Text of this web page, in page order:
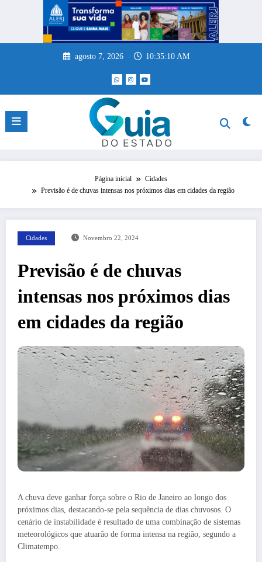
agosto 7, 2026 10:35:11 AM
Página inicial
Cidades
Previsão é de chuvas intensas nos próximos dias em cidades da região
Cidades Novembro 22, 2024
Previsão é de chuvas
intensas nos próximos dias
em cidades da região
A chuva deve ganhar força sobre o Rio de Janeiro ao longo dos
próximos dias, destacando-se pela sequência de dias chuvosos. O
cenário de instabilidade é resultado de uma combinação de sistemas
meteorológicos que atuarão de forma intensa na região, segundo a
Climatempo.